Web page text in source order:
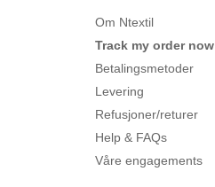
Om Ntextil
Track my order now
Betalingsmetoder
Levering
Refusjoner/returer
Help & FAQs
Våre engagements